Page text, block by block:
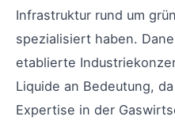
Infrastruktur rund um
spezialisiert haben.
etablierte
Liquide an Bedeutung,
Expertise in der